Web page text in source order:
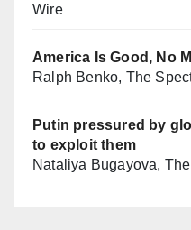
Wire
America Is Good, No
Ralph Benko, The
Putin pressured by
to exploit them
Nataliya Bugayova, The